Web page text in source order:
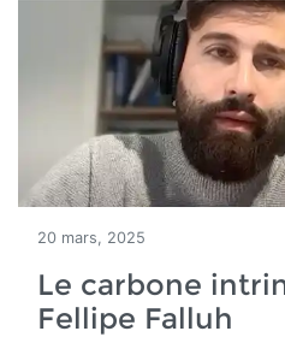
20 mars, 2025
Le carbone
Fellipe Falluh